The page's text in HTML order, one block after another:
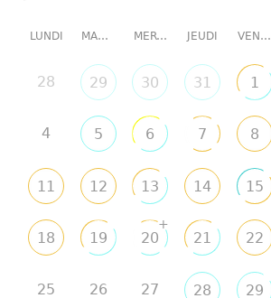
LUNDI MARDI MERCREDI JEUDI VENDREDI
28 29 30 31 1
4 5 6 7 8
11 12 13 14 15
18 19 20
+
21 22
25 26 27 28 29